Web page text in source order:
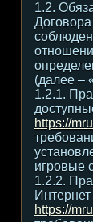
1.2.
Договора
(далее –
1.2.1.
https://
игровые
1.2.2.
https://